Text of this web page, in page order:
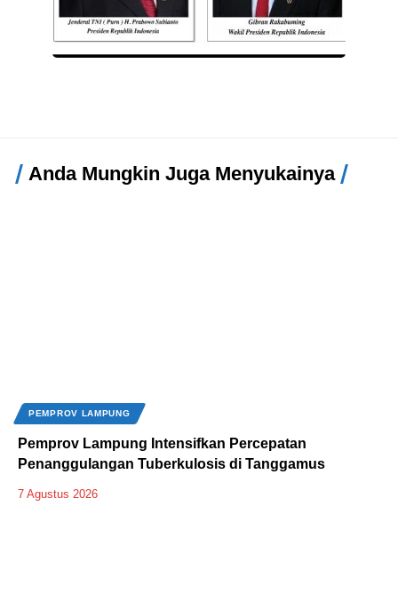
Anda Mungkin Juga Menyukainya
PEMPROV LAMPUNG
Pemprov Lampung Intensifkan Percepatan
Penanggulangan Tuberkulosis di Tanggamus
7 Agustus 2026